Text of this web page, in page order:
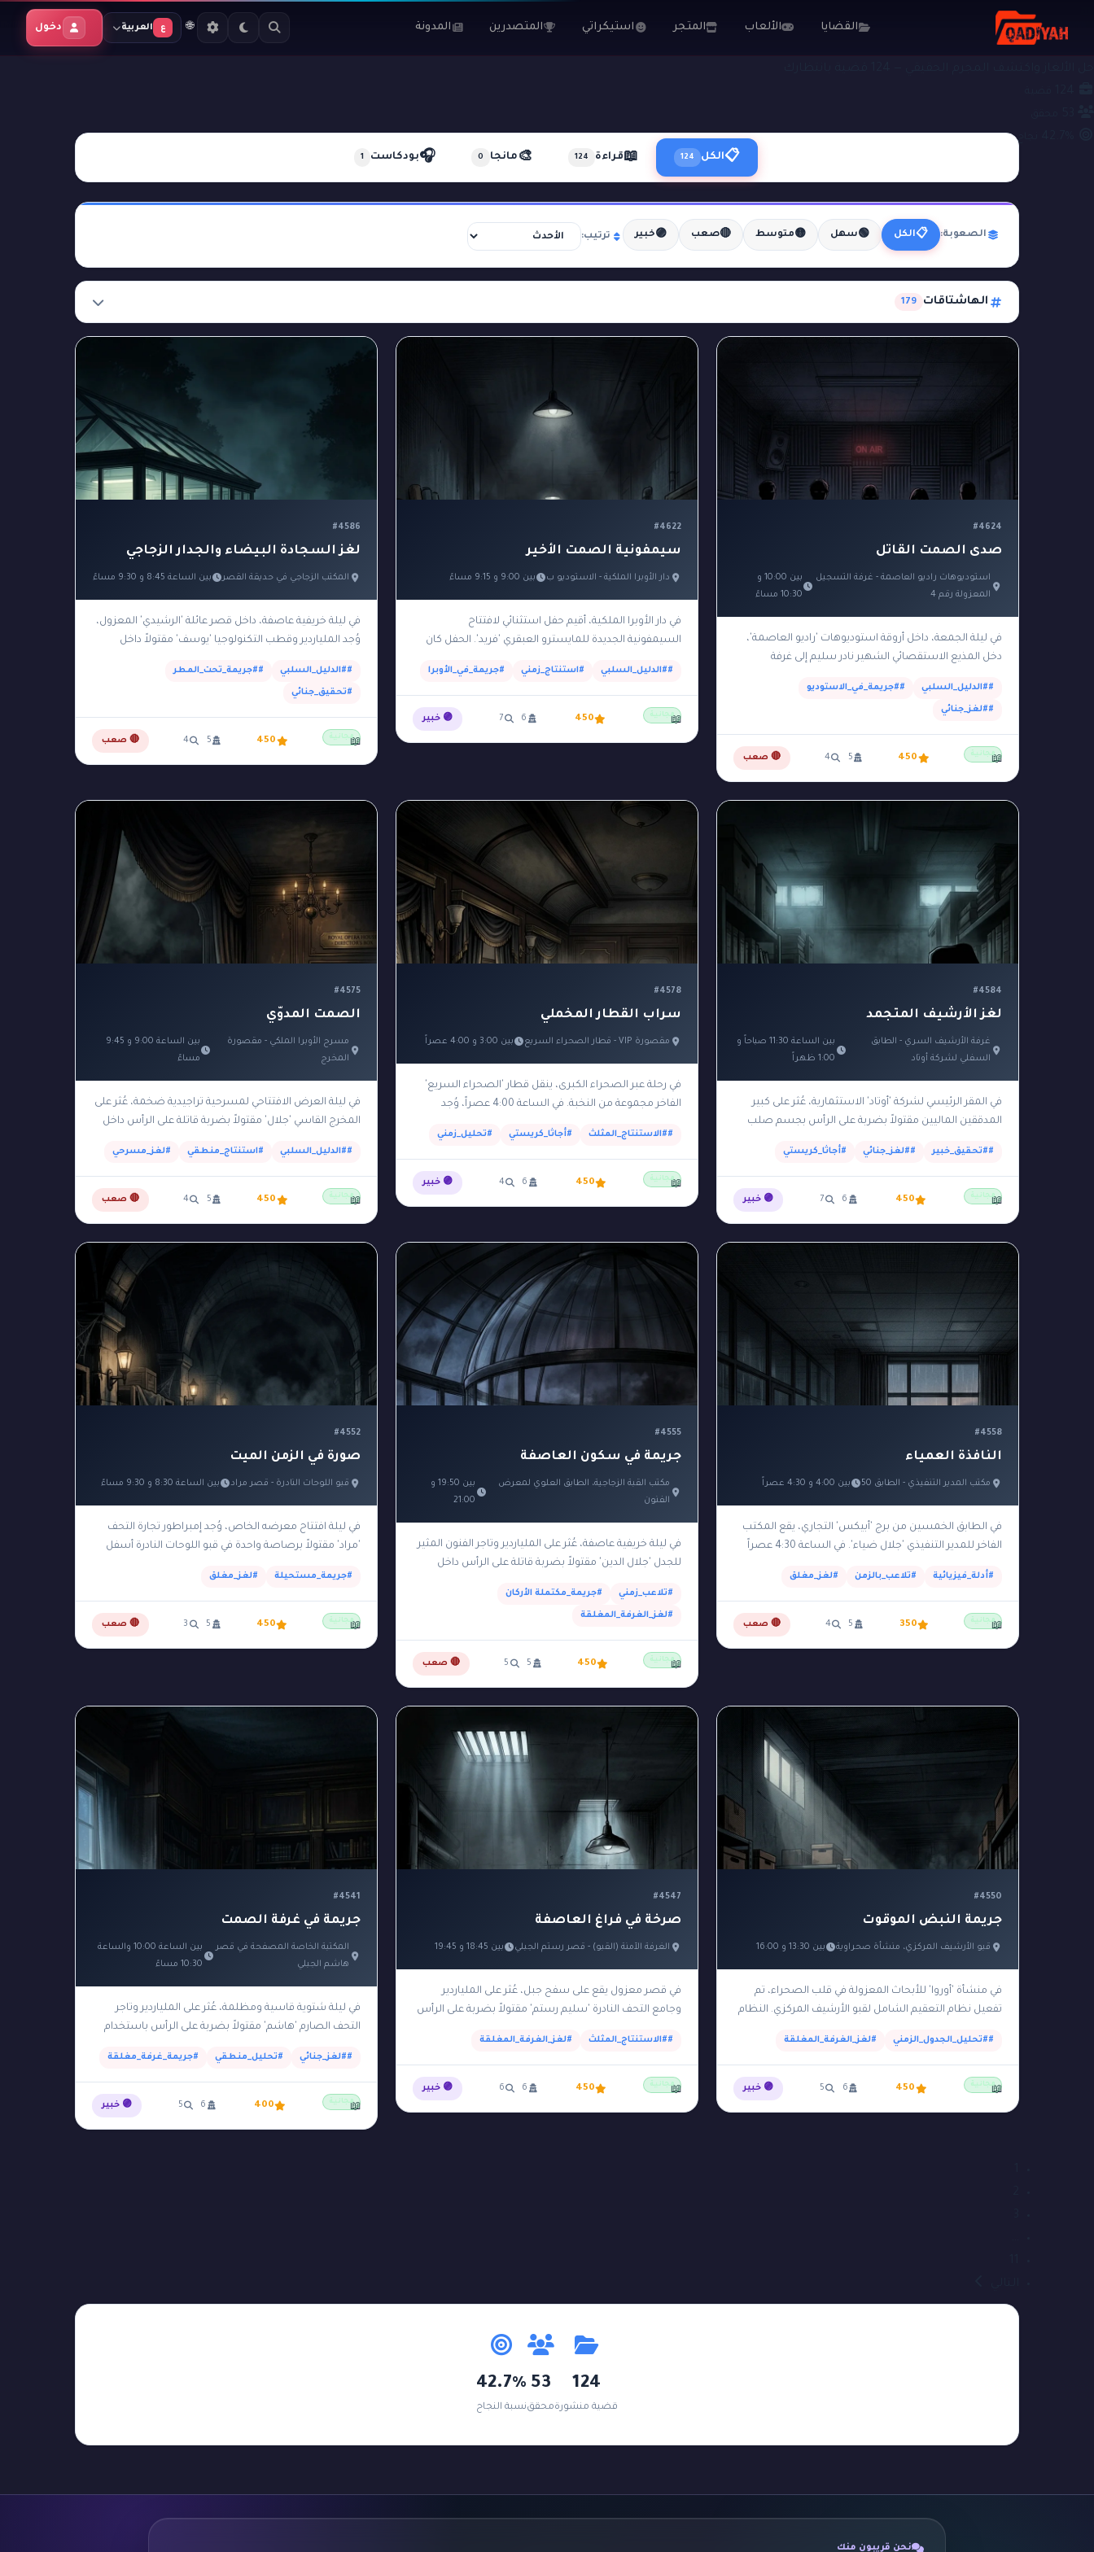
القضايا الألعاب المتجر استيكراتي المتصدرين المدونة 🌐 ع العربية دخول
ملفات التحقيق
نجاح
📋الكل 124
📖قراءة 124
🎨 مانجا 0
🎧بودكاست 1
الصعوبة: 📋الكل 🟢سهل 🟡متوسط 🔴صعب 🟣خبير ترتيب:
الهاشتاقات 179
#4624
صدى الصمت القاتل
استوديوهات راديو العاصمة - غرفة التسجيل
المعزولة رقم 4
بين 10:00 و
10:30 مساءً
في ليلة الجمعة، داخل أروقة استوديوهات 'راديو العاصمة'،
دخل المذيع الاستقصائي الشهير نادر سليم إلى غرفة
فضائح…
##الدليل_السلبي ##جريمة_في_الاستوديو
##لغز_جنائي
مجانية 450
5
4 🔴 صعب 📖
#4622
سيمفونية الصمت الأخير
دار الأوبرا الملكية - الاستوديو ب بين 9:00 و 9:15 مساءً
في دار الأوبرا الملكية، أقيم حفل استثنائي لافتتاح
السيمفونية الجديدة للمايسترو العبقري 'فريد'. الحفل كان
##الدليل_السلبي #استنتاج_زمني #جريمة_في_الأوبرا
مجانية 450
6
7 🟣 خبير 📖
#4586
لغز السجادة البيضاء والجدار الزجاجي
المكتب الزجاجي في حديقة القصر بين الساعة 8:45 و 9:30 مساءً
في ليلة خريفية عاصفة، داخل قصر عائلة 'الرشيدي' المعزول،
وُجد الملياردير وقطب التكنولوجيا 'يوسف' مقتولاً داخل
##الدليل_السلبي ##جريمة_تحت_المطر
#تحقيق_جنائي
مجانية 450
5
4 🔴 صعب 📖
#4584
لغز الأرشيف المتجمد
غرفة الأرشيف السري - الطابق
السفلي لشركة أوتاد
بين الساعة 11:30 صباحاً و
1:00 ظهراً
في المقر الرئيسي لشركة 'أوتاد' الاستثمارية، عُثر على كبير
المدققين الماليين مقتولاً بضربة على الرأس بجسم صلب
##تحقيق_خبير ##لغز_جنائي #أجاثا_كريستي
مجانية 450
6
7 🟣 خبير 📖
#4578
سراب القطار المخملي
مقصورة VIP - قطار الصحراء السريع بين 3:00 و 4:00 عصراً
في رحلة عبر الصحراء الكبرى، ينقل قطار 'الصحراء السريع'
الفاخر مجموعة من النخبة. في الساعة 4:00 عصراً، وُجد
##الاستنتاج_المثلث #أجاثا_كريستي #تحليل_زمني
مجانية 450
6
4 🟣 خبير 📖
#4575
الصمت المدوّي
مسرح الأوبرا الملكي - مقصورة
المخرج
بين الساعة 9:00 و 9:45
مساءً
في ليلة العرض الافتتاحي لمسرحية تراجيدية ضخمة، عُثر على
المخرج القاسي 'جلال' مقتولاً بضربة قاتلة على الرأس داخل
##الدليل_السلبي #استنتاج_منطقي #لغز_مسرحي
مجانية 450
5
4 🔴 صعب 📖
#4558
النافذة العمياء
مكتب المدير التنفيذي - الطابق 50 بين 4:00 و 4:30 عصراً
في الطابق الخمسين من برج 'أبيكس' التجاري، يقع المكتب
الفاخر للمدير التنفيذي 'جلال ضياء'. في الساعة 4:30 عصراً
#أدلة_فيزيائية #تلاعب_بالزمن #لغز_مغلق
مجانية 350
5
4 🔴 صعب 📖
#4555
جريمة في سكون العاصفة
مكتب القبة الزجاجية، الطابق العلوي لمعرض
الفنون
بين 19:50 و
21:00
في ليلة خريفية عاصفة، عُثر على الملياردير وتاجر الفنون المثير
للجدل 'جلال الدين' مقتولاً بضربة قاتلة على الرأس داخل
#تلاعب_زمني #جريمة_مكتملة الأركان
#لغز_الغرفة_المغلقة
مجانية 450
5
5 🔴 صعب 📖
#4552
صورة في الزمن الميت
قبو اللوحات النادرة - قصر مراد بين الساعة 8:30 و 9:30 مساءً
في ليلة افتتاح معرضه الخاص، وُجد إمبراطور تجارة التحف
'مراد' مقتولاً برصاصة واحدة في قبو اللوحات النادرة أسفل
#جريمة_مستحيلة #لغز_مغلق
مجانية 450
5
3 🔴 صعب 📖
#4550
جريمة النبض الموقوت
قبو الأرشيف المركزي، منشأة صحراوية بين 13:30 و 16:00
في منشأة 'أوروا' للأبحاث المعزولة في قلب الصحراء، تم
تفعيل نظام التعقيم الشامل لقبو الأرشيف المركزي. النظام
##تحليل_الجدول_الزمني #لغز_الغرفة_المغلقة
مجانية 450
6
5 🟣 خبير 📖
#4547
صرخة في فراغ العاصفة
الغرفة الآمنة (القبو) - قصر رستم الجبلي بين 18:45 و 19:45
في قصر معزول يقع على سفح جبل، عُثر على الملياردير
وجامع التحف النادرة 'سليم رستم' مقتولاً بضربة على الرأس
##الاستنتاج_المثلث #لغز_الغرفة_المغلقة
مجانية 450
6
6 🟣 خبير 📖
#4541
جريمة في غرفة الصمت
المكتبة الخاصة المصفحة في قصر
هاشم الجبلي
بين الساعة 10:00 والساعة
10:30 مساءً
في ليلة شتوية قاسية ومظلمة، عُثر على الملياردير وتاجر
التحف الصارم 'هاشم' مقتولاً بضربة على الرأس باستخدام
##لغز_جنائي #تحليل_منطقي #جريمة_غرفة_مغلقة
مجانية 400
6
5 🟣 خبير 📖
124
قضية منشورة
53
محقق
42.7%
نسبة النجاح
نحن قريبون منك